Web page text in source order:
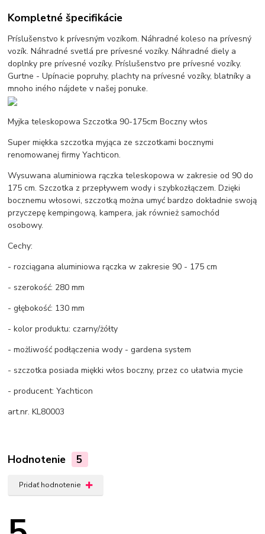
Kompletné špecifikácie
Príslušenstvo k prívesným vozíkom. Náhradné koleso na prívesný
vozík. Náhradné svetlá pre prívesné vozíky. Náhradné diely a
doplnky pre prívesné vozíky. Príslušenstvo pre prívesné vozíky.
Gurtne - Upínacie popruhy, plachty na prívesné vozíky, blatníky a
mnoho iného nájdete v našej ponuke.
Myjka teleskopowa Szczotka 90-175cm Boczny włos
Super miękka szczotka myjąca ze szczotkami bocznymi
renomowanej firmy Yachticon.
Wysuwana aluminiowa rączka teleskopowa w zakresie od 90 do
175 cm. Szczotka z przepływem wody i szybkozłączem. Dzięki
bocznemu włosowi, szczotką można umyć bardzo dokładnie swoją
przyczepę kempingową, kampera, jak również samochód
osobowy.
Cechy:
- rozciągana aluminiowa rączka w zakresie 90 - 175 cm
- szerokość: 280 mm
- głębokość: 130 mm
- kolor produktu: czarny/żółty
- możliwość podłączenia wody - gardena system
- szczotka posiada miękki włos boczny, przez co ułatwia mycie
- producent: Yachticon
art.nr. KL80003
Hodnotenie 5
Pridať hodnotenie